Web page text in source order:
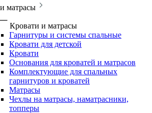
матрасы
Кровати и матрасы
Гарнитуры и системы спальные
Кровати для детской
Кровати
Основания для кроватей и матрасов
Комплектующие для спальных
гарнитуров и кроватей
Матрасы
Чехлы на матрасы, наматрасники,
топперы